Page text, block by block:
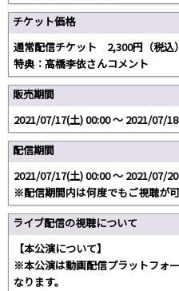
チケット価格
通常配信チケット 2,300円（税込）
特典：高橋李依さんコメント
販売期間
2021/07/17(土) 00:00 〜 2021/07/
配信期間
2021/07/17(土) 00:00 〜 2021/07/
※配信期間内は何度でもご視聴が可
ライブ配信の視聴について
【本公演について】
※本公演は動画配信プラットフォ
なります。